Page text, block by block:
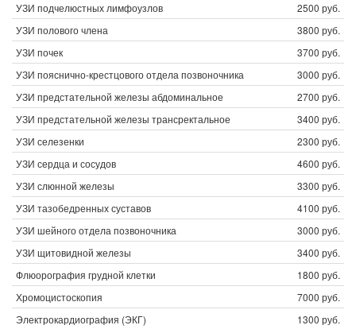
УЗИ подчелюстных лимфоузлов
2500 руб.
УЗИ полового члена
3800 руб.
УЗИ почек
3700 руб.
УЗИ пояснично-крестцового отдела позвоночника
3000 руб.
УЗИ предстательной железы абдоминальное
2700 руб.
УЗИ предстательной железы трансректальное
3400 руб.
УЗИ селезенки
2300 руб.
УЗИ сердца и сосудов
4600 руб.
УЗИ слюнной железы
3300 руб.
УЗИ тазобедренных суставов
4100 руб.
УЗИ шейного отдела позвоночника
3000 руб.
УЗИ щитовидной железы
3400 руб.
Флюорография грудной клетки
1800 руб.
Хромоцистоскопия
7000 руб.
Электрокардиография (ЭКГ)
1300 руб.